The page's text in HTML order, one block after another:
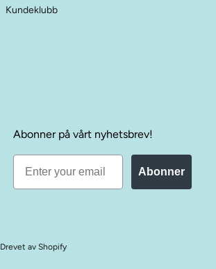
Kundeklubb
Abonner på vårt nyhetsbrev!
Abonner
Drevet av Shopify